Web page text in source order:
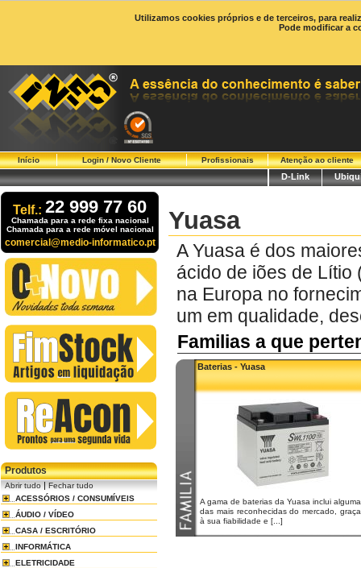
Utilizamos cookies próprios e de terceiros, para
Pode modificar a
Início Login / Novo Cliente Profissionais Atenção ao cliente
D-Link
Telf.: 22 999 77 60
Chamada para a rede fixa nacional
Chamada para a rede móvel nacional
comercial@medio-informatico.pt
Produtos
Abrir tudo|Fechar tudo
ACESSÓRIOS / CONSUMÍVEIS
ÁUDIO / VÍDEO
CASA / ESCRITÓRIO
INFORMÁTICA
ELETRICIDADE
Yuasa
A Yuasa é dos
ácido de iões de Lítio
na Europa no
um em qualidade,
Familias a que
Baterias - Yuasa
A gama de baterias da Yuasa inclui
das mais reconhecidas do mercado,
à sua fiabilidade e [...]